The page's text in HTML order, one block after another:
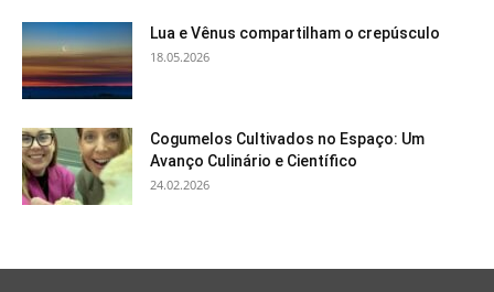
Lua e Vênus compartilham o crepúsculo
18.05.2026
Cogumelos Cultivados no Espaço: Um
Avanço Culinário e Científico
24.02.2026